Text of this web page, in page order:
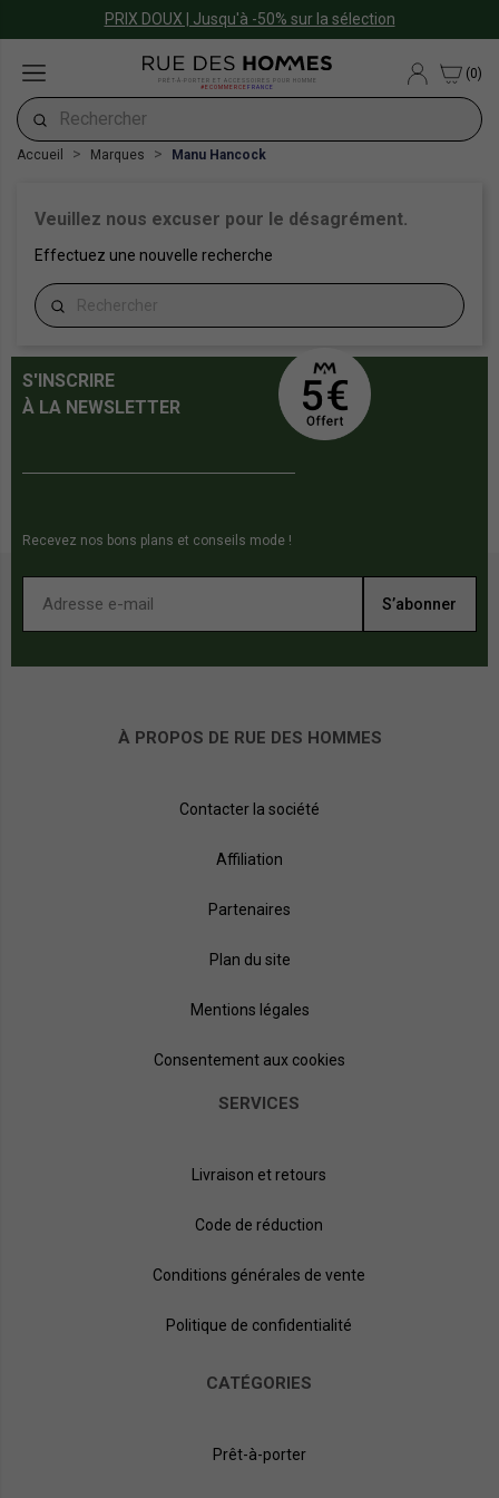
PRIX DOUX | Jusqu'à -50% sur la sélection
PRÊT-À-PORTER ET ACCESSOIRES POUR HOMME
#ECOMMERCE FRANCE
(0)
Accueil Marques Manu Hancock
Veuillez nous excuser pour le désagrément.
Effectuez une nouvelle recherche
S'INSCRIRE
À LA NEWSLETTER
Recevez nos bons plans et conseils mode !
S’abonner
À PROPOS DE RUE DES HOMMES
Contacter la société
Affiliation
Partenaires
Plan du site
Mentions légales
Consentement aux cookies
SERVICES
Livraison et retours
Code de réduction
Conditions générales de vente
Politique de confidentialité
CATÉGORIES
Prêt-à-porter